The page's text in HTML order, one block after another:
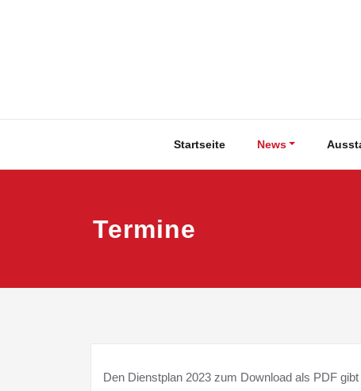
Startseite News
Termine
Den Dienstplan 2023 zum Download als PDF gibt